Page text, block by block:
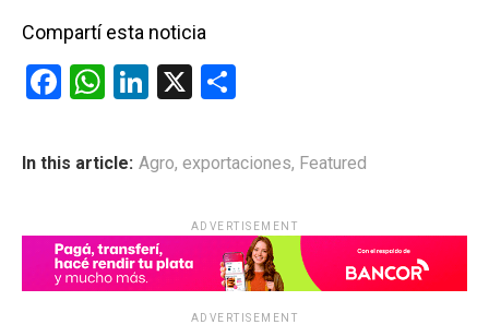
Compartí esta noticia
F
ce
o
k
W
at
p
p
Li
ke
dI
X
m
ar
tir
In this article: Agro, exportaciones, Featured
ADVERTISEMENT
ADVERTISEMENT